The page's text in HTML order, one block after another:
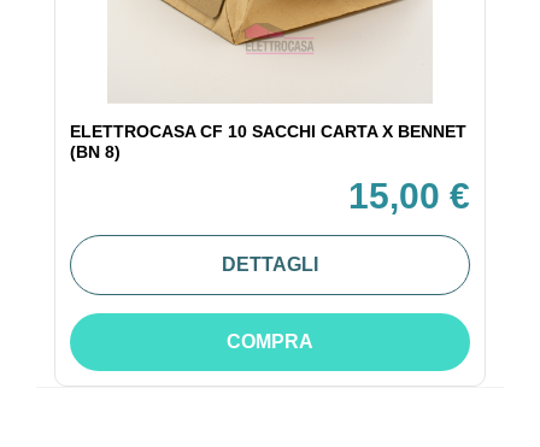
ELETTROCASA CF 10 SACCHI CARTA X BENNET
(BN 8)
15,00 €
DETTAGLI
COMPRA